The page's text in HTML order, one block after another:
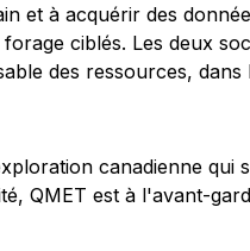
et à acquérir des
ciblés. Les deux
des ressources,
canadienne
QMET est à l'avant-